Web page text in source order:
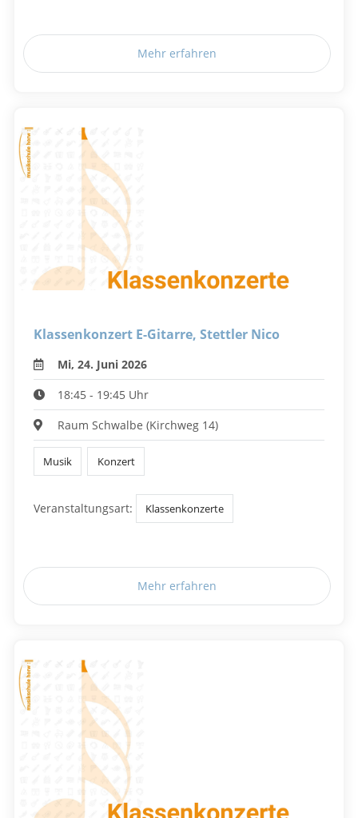
Mehr erfahren
Klassenkonzert E-Gitarre, Stettler Nico
Mi, 24. Juni 2026
18:45 - 19:45 Uhr
Raum Schwalbe (Kirchweg 14)
Musik Konzert
Veranstaltungsart: Klassenkonzerte
Mehr erfahren